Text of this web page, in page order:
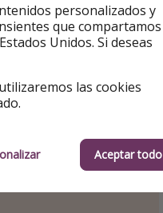
personalizados y
que compartamos
Unidos. Si deseas
las cookies
Aceptar todo